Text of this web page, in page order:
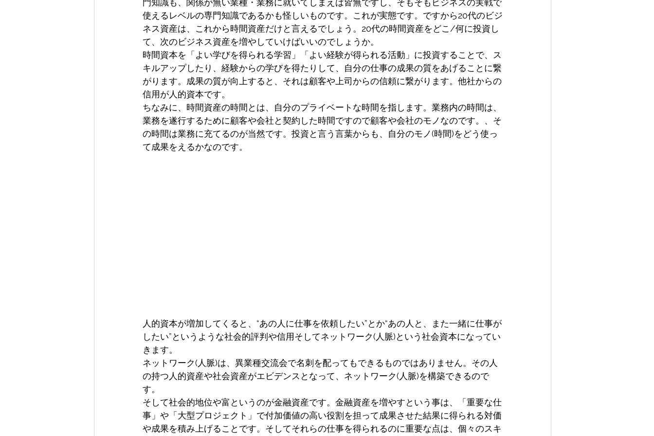
門知識も、関係が無い業種・業務に就いてしまえば皆無ですし、そもそもビジネスの実戦で
使えるレベルの専門知識であるかも怪しいものです。これが実態です。ですから20代のビジ
ネス資産は、これから時間資産だけと言えるでしょう。20代の時間資産をどこ/何に投資し
て、次のビジネス資産を増やしていけばいいのでしょうか。
時間資本を「よい学びを得られる学習」「よい経験が得られる活動」に投資することで、ス
キルアップしたり、経験からの学びを得たりして、自分の仕事の成果の質をあげることに繋
がります。成果の質が向上すると、それは顧客や上司からの信頼に繋がります。他社からの
信用が人的資本です。
ちなみに、時間資産の時間とは、自分のプライベートな時間を指します。業務内の時間は、
業務を遂行するために顧客や会社と契約した時間ですので顧客や会社のモノなのです。、そ
の時間は業務に充てるのが当然です。投資と言う言葉からも、自分のモノ(時間)をどう使っ
て成果をえるかなのです。
人的資本が増加してくると、“あの人に仕事を依頼したい”とか“あの人と、また一緒に仕事が
したい”というような社会的評判や信用そしてネットワーク(人脈)という社会資本になってい
きます。
ネットワーク(人脈)は、異業種交流会で名刺を配ってもできるものではありません。その人
の持つ人的資産や社会資産がエビデンスとなって、ネットワーク(人脈)を構築できるので
す。
そして社会的地位や富というのが金融資産です。金融資産を増やすという事は、「重要な仕
事」や「大型プロジェクト」で付加価値の高い役割を担って成果させた結果に得られる対価
や成果を積み上げることです。そしてそれらの仕事を得られるのに重要な点は、個々のスキ